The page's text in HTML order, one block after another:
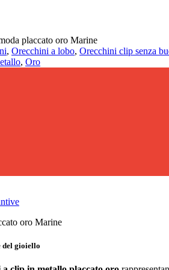
placcato oro Marine
, Orecchini a lobo, Orecchini clip senza
, Oro
oro Marine
del gioiello